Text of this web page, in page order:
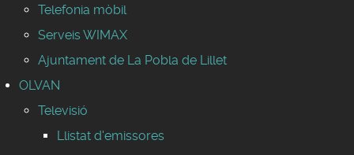
Telefonia mòbil
Serveis WIMAX
Ajuntament de La Pobla de Lillet
OLVAN
Televisió
Llistat d'emissores